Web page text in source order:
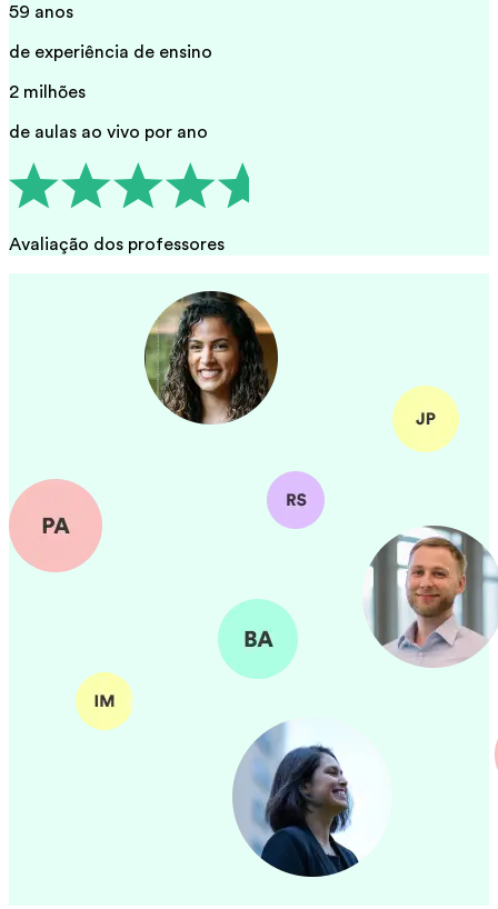
59 anos
de experiência de ensino
2 milhões
de aulas ao vivo por ano
Avaliação dos professores